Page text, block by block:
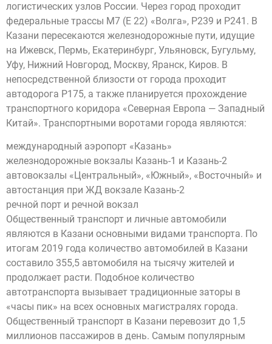
логистических узлов России. Через город проходит
федеральные трассы M7 (E 22) «Волга», Р239 и Р241. В
Казани пересекаются железнодорожные пути, идущие
на Ижевск, Пермь, Екатеринбург, Ульяновск, Бугульму,
Уфу, Нижний Новгород, Москву, Яранск, Киров. В
непосредственной близости от города проходит
автодорога Р175, а также планируется прохождение
транспортного коридора «Северная Европа — Западный
Китай». Транспортными воротами города являются:
международный аэропорт «Казань»
железнодорожные вокзалы Казань-1 и Казань-2
автовокзалы «Центральный», «Южный», «Восточный» и
автостанция при ЖД вокзале Казань-2
речной порт и речной вокзал
Общественный транспорт и личные автомобили
являются в Казани основными видами транспорта. По
итогам 2019 года количество автомобилей в Казани
составило 355,5 автомобиля на тысячу жителей и
продолжает расти. Подобное количество
автотранспорта вызывает традиционные заторы в
«часы пик» на всех основных магистралях города.
Общественный транспорт в Казани перевозит до 1,5
миллионов пассажиров в день. Самым популярным